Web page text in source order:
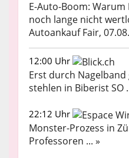
E-Auto-Boom:
noch lange nicht
Autoankauf Fair,
12:00 Uhr
Erst durch
stehlen in Biberist SO
22:12 Uhr
Monster-Prozess in
Professoren ... »